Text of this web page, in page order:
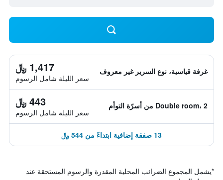
غرفة قياسية، نوع السرير غير معروف 1,417 ﷼
سعر الليلة شامل الرسوم
Double room، 2 من أسرّة التوأم 443 ﷼
سعر الليلة شامل الرسوم
13 صفقة إضافية ابتداءً من 544 ﷼
*يشمل المجموع الضرائب المحلية المقدرة والرسوم المستحقة عند